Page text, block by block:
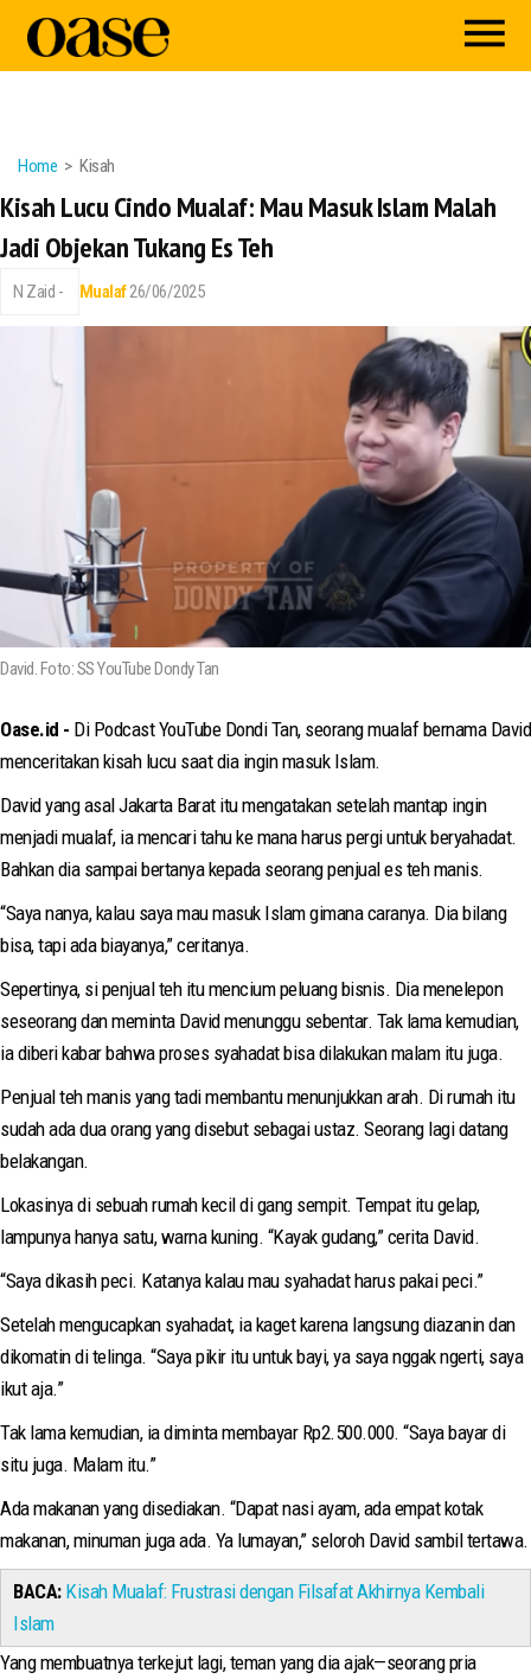
Home Kisah
Kisah Lucu Cindo Mualaf: Mau Masuk Islam Malah
Jadi Objekan Tukang Es Teh
N Zaid - Mualaf26/06/2025
David. Foto: SS YouTube Dondy Tan
Oase.id - Di Podcast YouTube Dondi Tan, seorang mualaf bernama David
menceritakan kisah lucu saat dia ingin masuk Islam.
David yang asal Jakarta Barat itu mengatakan setelah mantap ingin
menjadi mualaf, ia mencari tahu ke mana harus pergi untuk beryahadat.
Bahkan dia sampai bertanya kepada seorang penjual es teh manis.
“Saya nanya, kalau saya mau masuk Islam gimana caranya. Dia bilang
bisa, tapi ada biayanya,” ceritanya.
Sepertinya, si penjual teh itu mencium peluang bisnis. Dia menelepon
seseorang dan meminta David menunggu sebentar. Tak lama kemudian,
ia diberi kabar bahwa proses syahadat bisa dilakukan malam itu juga.
Penjual teh manis yang tadi membantu menunjukkan arah. Di rumah itu
sudah ada dua orang yang disebut sebagai ustaz. Seorang lagi datang
belakangan.
Lokasinya di sebuah rumah kecil di gang sempit. Tempat itu gelap,
lampunya hanya satu, warna kuning. “Kayak gudang,” cerita David.
“Saya dikasih peci. Katanya kalau mau syahadat harus pakai peci.”
Setelah mengucapkan syahadat, ia kaget karena langsung diazanin dan
dikomatin di telinga. “Saya pikir itu untuk bayi, ya saya nggak ngerti, saya
ikut aja.”
Tak lama kemudian, ia diminta membayar Rp2.500.000. “Saya bayar di
situ juga. Malam itu.”
Ada makanan yang disediakan. “Dapat nasi ayam, ada empat kotak
makanan, minuman juga ada. Ya lumayan,” seloroh David sambil tertawa.
BACA: Kisah Mualaf: Frustrasi dengan Filsafat Akhirnya Kembali
Islam
Yang membuatnya terkejut lagi, teman yang dia ajak—seorang pria